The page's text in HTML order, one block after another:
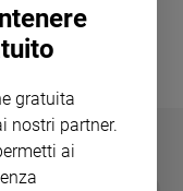
gratuita
nostri partner.
ai